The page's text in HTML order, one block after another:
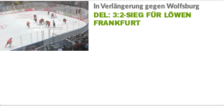
In Verlängerung gegen Wolfsburg
DEL: 3:2-SIEG FÜR LÖWEN
FRANKFURT